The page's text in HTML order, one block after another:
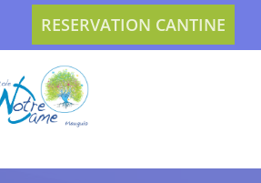
RESERVATION CANTINE